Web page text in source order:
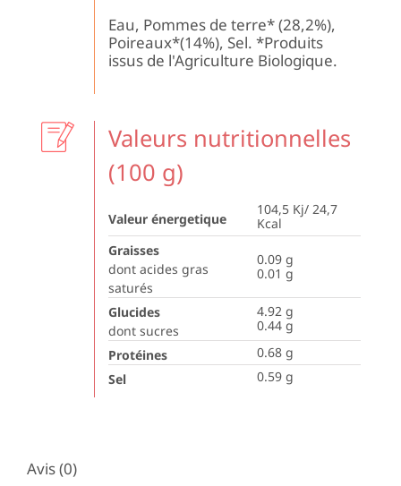
Eau, Pommes de terre* (28,2%),
Poireaux*(14%), Sel. *Produits
issus de l'Agriculture Biologique.
Valeurs nutritionnelles
(100 g)
Valeur énergetique
104,5 Kj/ 24,7
Kcal
Graisses
dont acides gras
saturés
0.09 g
0.01 g
Glucides
dont sucres
4.92 g
0.44 g
Protéines
0.68 g
Sel
0.59 g
Avis (0)